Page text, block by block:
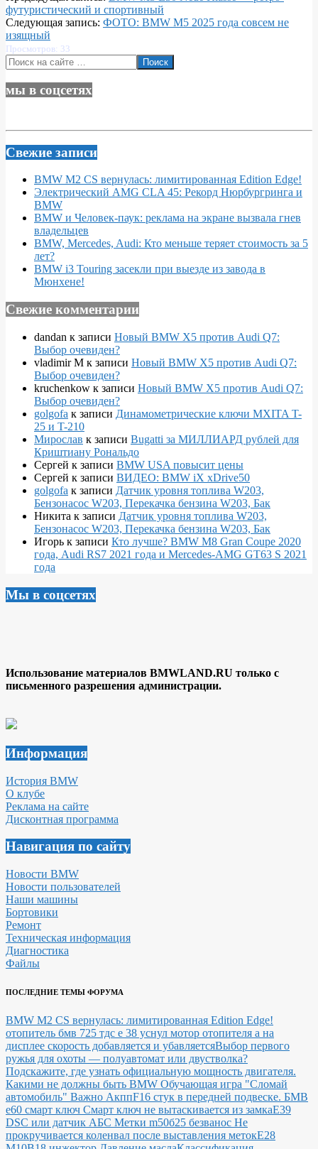
10-
29
футуристический и спортивный
Следующая запись: ФОТО: BMW M5 2025 года совсем не
изящный
Просмотров: 33
Поиск
мы в соцсетях
Свежие записи
BMW M2 CS вернулась: лимитированная Edition Edge!
Электрический AMG CLA 45: Рекорд Нюрбургринга и
BMW
BMW и Человек-паук: реклама на экране вызвала гнев
владельцев
BMW, Mercedes, Audi: Кто меньше теряет стоимость за 5
лет?
BMW i3 Touring засекли при выезде из завода в
Мюнхене!
Свежие комментарии
dandan к записи Новый BMW X5 против Audi Q7:
Выбор очевиден?
vladimir M к записи Новый BMW X5 против Audi Q7:
Выбор очевиден?
kruchenkow к записи Новый BMW X5 против Audi Q7:
Выбор очевиден?
golgofa к записи Динамометрические ключи MXITA T-
25 и T-210
Мирослав к записи Bugatti за МИЛЛИАРД рублей для
Криштиану Рональдо
Сергей к записи BMW USA повысит цены
Сергей к записи ВИДЕО: BMW iX xDrive50
golgofa к записи Датчик уровня топлива W203,
Бензонасос W203, Перекачка бензина W203, Бак
Никита к записи Датчик уровня топлива W203,
Бензонасос W203, Перекачка бензина W203, Бак
Игорь к записи Кто лучше? BMW M8 Gran Coupe 2020
года, Audi RS7 2021 года и Mercedes-AMG GT63 S 2021
года
Мы в соцсетях
Использование материалов BMWLAND.RU только с
письменного разрешения администрации.
Информация
История BMW
О клубе
Реклама на сайте
Дисконтная программа
Навигация по сайту
Новости BMW
Новости пользователей
Наши машины
Бортовики
Ремонт
Техническая информация
Диагностика
Файлы
ПОСЛЕДНИЕ ТЕМЫ ФОРУМА
BMW M2 CS вернулась: лимитированная Edition Edge!
отопитель бмв 725 тдс е 38 уснул мотор отопителя а на
дисплее скорость добавляется и убавляетсяВыбор первого
ружья для охоты — полуавтомат или двустволка?
Подскажите, где узнать официальную мощность двигателя.
Какими не должны быть BMW Обучающая игра "Сломай
автомобиль" Важно АкппF16 стук в передней подвеске. БМВ
е60 смарт ключ Смарт ключ не вытаскивается из замкаE39
DSC или датчик АБС Метки m50б25 безванос Не
прокручивается коленвал после выставления метокЕ28